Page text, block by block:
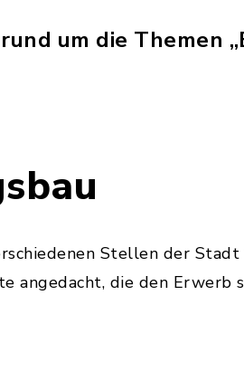
um die Themen
Stellen der
angedacht, die den Erwerb